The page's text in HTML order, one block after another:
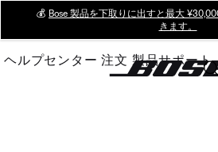
Main
💰 Bose 製品を下取りに出すと最大
きます。
ヘルプセンター 注文 製品サポート